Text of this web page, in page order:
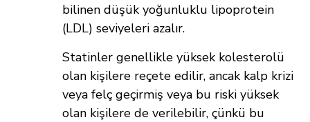
bilinen düşük yoğunluklu lipoprotein
(LDL) seviyeleri azalır.
Statinler genellikle yüksek kolesterolü
olan kişilere reçete edilir, ancak kalp krizi
veya felç geçirmiş veya bu riski yüksek
olan kişilere de verilebilir, çünkü bu